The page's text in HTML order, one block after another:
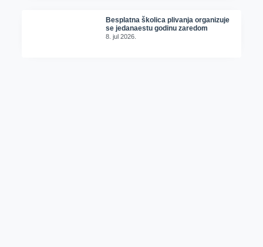
Besplatna školica plivanja organizuje
se jedanaestu godinu zaredom
8. jul 2026.